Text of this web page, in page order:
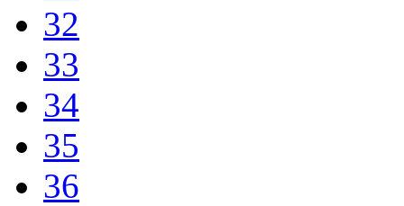
32
33
34
35
36